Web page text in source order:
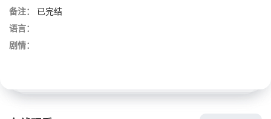
备注：
已完结
语言：
剧情：